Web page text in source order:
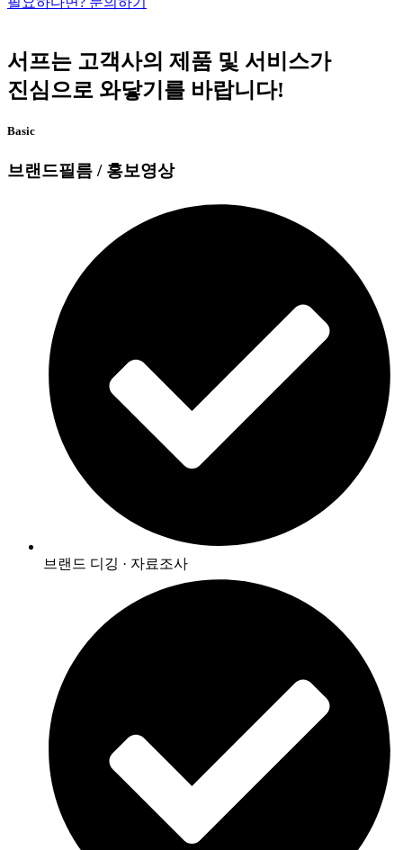
서프는 고객사의 제품 및 서비스가
진심으로 와닿기를 바랍니다!
Basic
브랜드필름 / 홍보영상
브랜드 디깅 · 자료조사